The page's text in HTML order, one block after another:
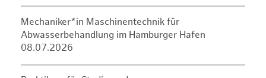
Mechaniker*in Maschinentechnik für
Abwasserbehandlung im Hamburger Hafen
08.07.2026